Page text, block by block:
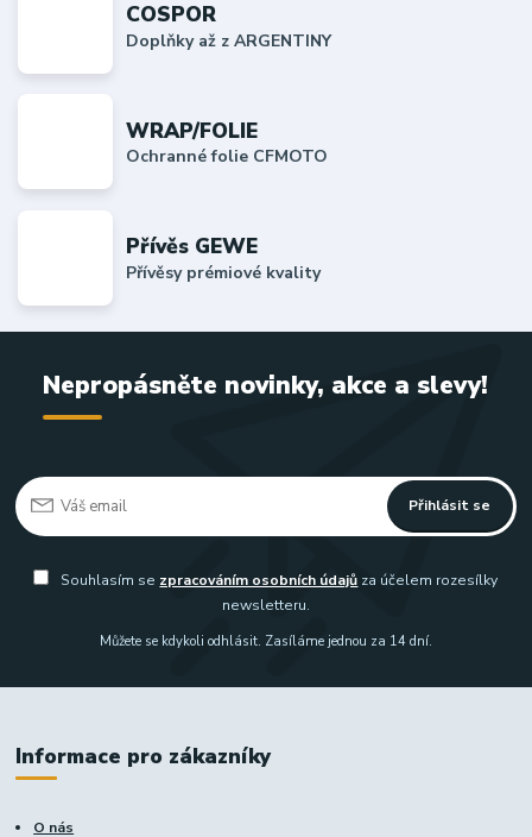
COSPOR
Doplňky až z ARGENTINY
WRAP/FOLIE
Ochranné folie CFMOTO
Přívěs GEWE
Přívěsy prémiové kvality
Nepropásněte novinky, akce a slevy!
Přihlásit se
Souhlasím se zpracováním osobních údajů za účelem rozesílky
newsletteru.
Můžete se kdykoli odhlásit. Zasíláme jednou za 14 dní.
Informace pro zákazníky
O nás